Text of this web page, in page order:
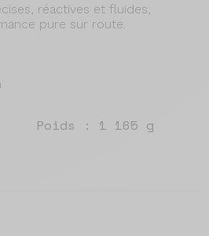
réactives et fluides,
pure sur route.
Poids : 1 165 g